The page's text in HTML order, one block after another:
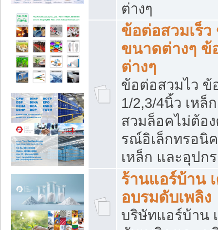
ต่างๆ
ข้อต่อสวมเร็
ขนาดต่างๆ ข้
ต่างๆ
ข้อต่อสวมไว ข้
1/2,3/4นิ้ว เหล็
สวมล็อคไม่ต้อ
รณ์อิเล็กทรอนิ
เหล็ก และอุปก
ร้านแอร์บ้าน
อบรมดับเพลิง
บริษัทแอร์บ้าน